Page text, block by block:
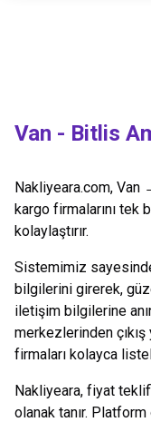
Van - Bitlis
Nakliyeara.com, Van
kargo firmalarını
kolaylaştırır.
Sistemimiz
bilgilerini girerek,
iletişim bilgilerine
merkezlerinden çıkış
firmaları kolayca
Nakliyeara, fiyat
olanak tanır.